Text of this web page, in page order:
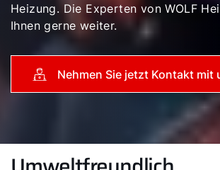
Heizung. Die Experten von WOLF
Ihnen gerne weiter.
Nehmen Sie jetzt Kontakt mit